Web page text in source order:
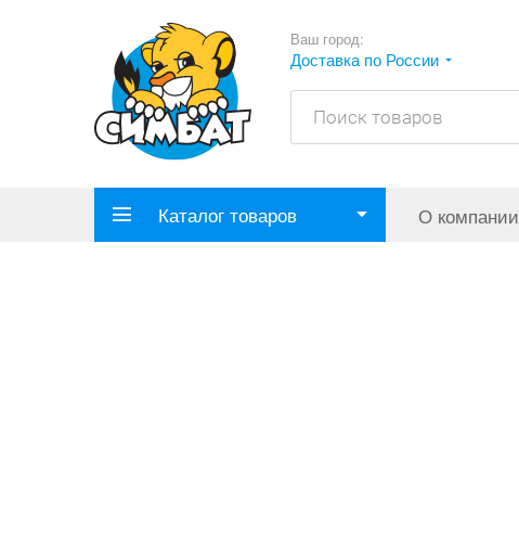
Ваш город:
Доставка по России
Каталог товаров О компании